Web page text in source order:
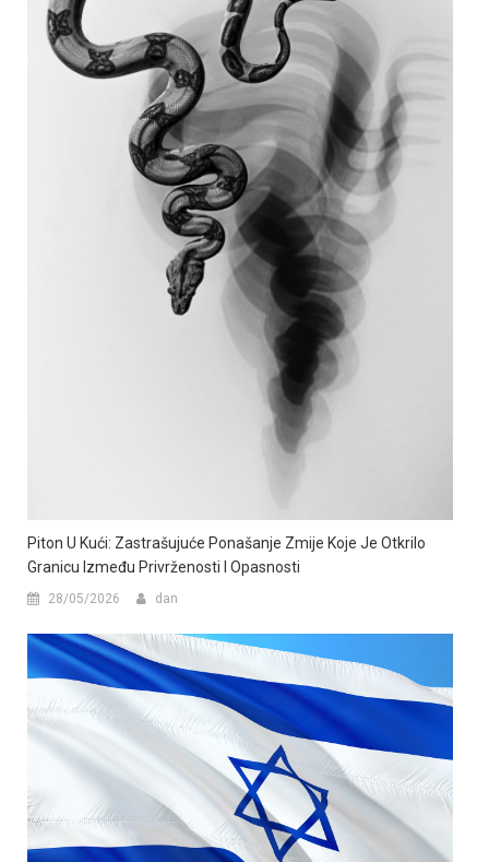
Piton U Kući: Zastrašujuće Ponašanje Zmije Koje Je Otkrilo
Granicu Između Privrženosti I Opasnosti
28/05/2026 dan